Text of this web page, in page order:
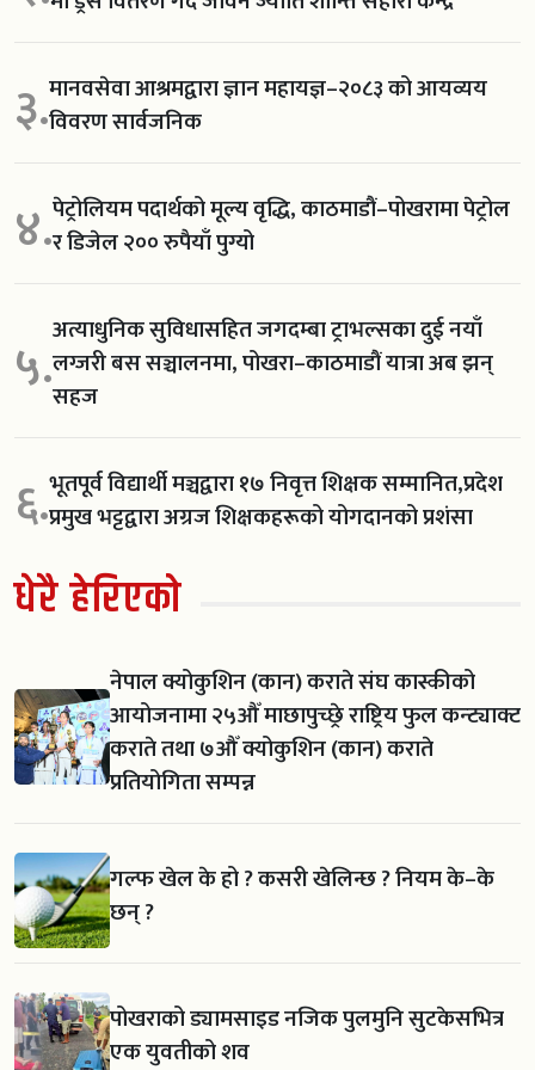
३.मानवसेवा आश्रमद्वारा ज्ञान महायज्ञ–२०८३ को आयव्यय
विवरण सार्वजनिक
४.पेट्रोलियम पदार्थको मूल्य वृद्धि, काठमाडौं–पोखरामा पेट्रोल
र डिजेल २०० रुपैयाँ पुग्यो
५.अत्याधुनिक सुविधासहित जगदम्बा ट्राभल्सका दुई नयाँ
लग्जरी बस सञ्चालनमा, पोखरा–काठमाडौं यात्रा अब झन्
सहज
६.भूतपूर्व विद्यार्थी मञ्चद्वारा १७ निवृत्त शिक्षक सम्मानित,प्रदेश
प्रमुख भट्टद्वारा अग्रज शिक्षकहरूको योगदानको प्रशंसा
धेरै हेरिएको
नेपाल क्योकुशिन (कान) कराते संघ कास्कीको
आयोजनामा २५औँ माछापुच्छ्रे राष्ट्रिय फुल कन्ट्याक्ट
कराते तथा ७औँ क्योकुशिन (कान) कराते
प्रतियोगिता सम्पन्न
गल्फ खेल के हो ? कसरी खेलिन्छ ? नियम के–के
छन् ?
पोखराको ड्यामसाइड नजिक पुलमुनि सुटकेसभित्र
एक युवतीको शव